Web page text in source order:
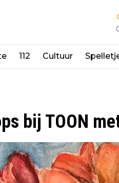
112 Cultuur
bij TOON